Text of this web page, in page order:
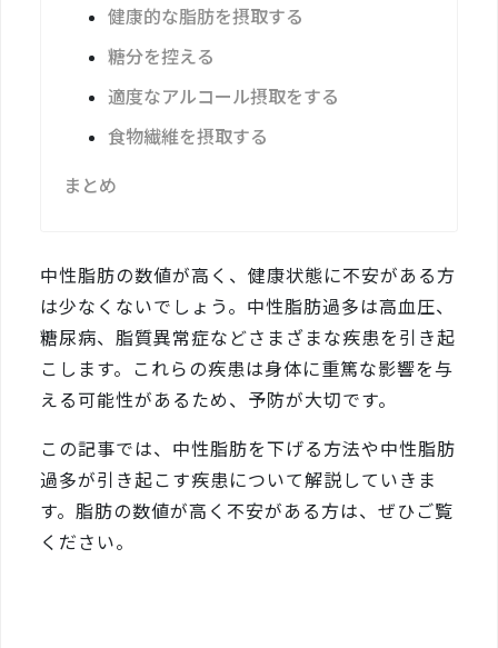
中性脂肪の数値が高く、健康状態に不安がある方
は少なくないでしょう。中性脂肪過多は高血圧、
糖尿病、脂質異常症などさまざまな疾患を引き起
こします。これらの疾患は身体に重篤な影響を与
える可能性があるため、予防が大切です。
この記事では、中性脂肪を下げる方法や中性脂肪
過多が引き起こす疾患について解説していきま
す。脂肪の数値が高く不安がある方は、ぜひご覧
ください。
健康的な脂肪を摂取する
糖分を控える
適度なアルコール摂取をする
食物繊維を摂取する
まとめ